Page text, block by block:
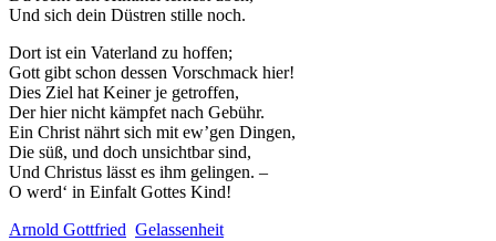
Und sich dein Düstren stille noch.
Dort ist ein Vaterland zu hoffen;
Gott gibt schon dessen Vorschmack hier!
Dies Ziel hat Keiner je getroffen,
Der hier nicht kämpfet nach Gebühr.
Ein Christ nährt sich mit ew’gen Dingen,
Die süß, und doch unsichtbar sind,
Und Christus lässt es ihm gelingen. –
O werd‘ in Einfalt Gottes Kind!
Arnold Gottfried Gelassenheit